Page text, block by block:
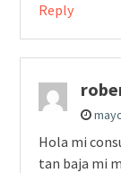
Reply
Hola mi
tan baja mi